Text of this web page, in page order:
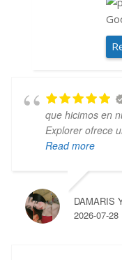
que hicimos en
Explorer ofrece
Read more
DAMARIS
2026-07-28